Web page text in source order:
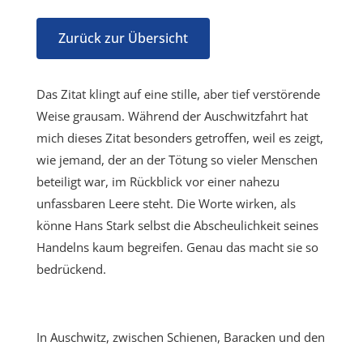
Zurück zur Übersicht
Das Zitat klingt auf eine stille, aber tief verstörende
Weise grausam. Während der Auschwitzfahrt hat
mich dieses Zitat besonders getroffen, weil es zeigt,
wie jemand, der an der Tötung so vieler Menschen
beteiligt war, im Rückblick vor einer nahezu
unfassbaren Leere steht. Die Worte wirken, als
könne Hans Stark selbst die Abscheulichkeit seines
Handelns kaum begreifen. Genau das macht sie so
bedrückend.
In Auschwitz, zwischen Schienen, Baracken und den